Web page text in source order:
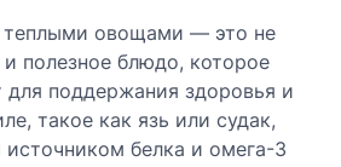
теплыми овощами — это не
полезное блюдо, которое
для поддержания здоровья и
такое как язь или судак,
источником белка и омега-3